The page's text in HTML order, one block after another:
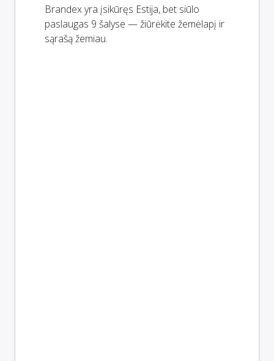
Brandex yra įsikūręs Estija, bet siūlo
paslaugas 9 šalyse — žiūrėkite žemėlapį ir
sąrašą žemiau.